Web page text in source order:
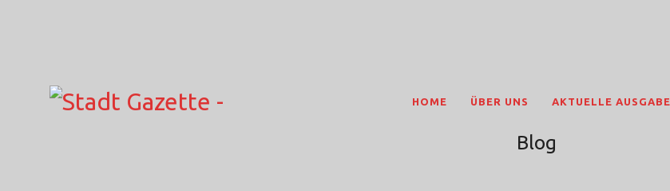
HOME ÜBER UNS AKTUELLE AUSGABE
Blog